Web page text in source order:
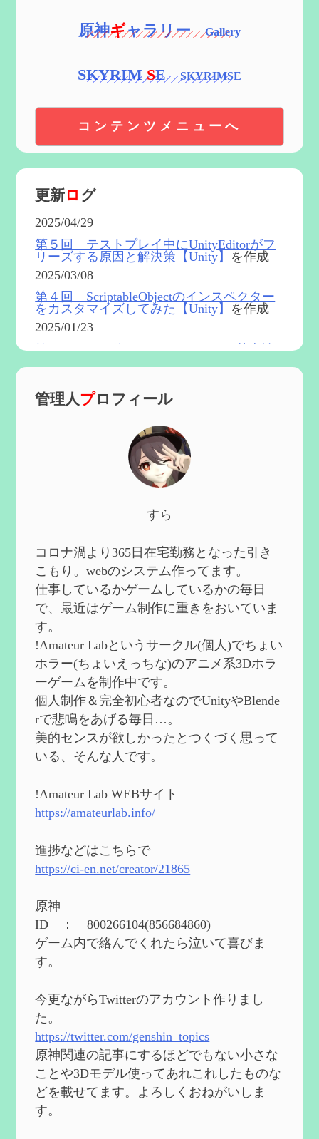
原神ギャラリー
SKYRIMSE
コンテンツメニューへ
更新ロ グ
2025/04/29
第５回 テストプレイ中にUnityEditorがフ
リーズする原因と解決策【Unity】 を作成
2025/03/08
第４回 ScriptableObjectのインスペクター
をカスタマイズしてみた【Unity】 を作成
2025/01/23
第５４回 召使(アルレッキーノ)の基本性
第６０回 炎神マーヴィカの性能、探索に
第５９回 アチーブメント「対決者・２」
を作成
第５８回 集敵以外のすべてを持ってしま
ったサポーターシロネンの解説【2凸ま
2024/09/02
第５７回 アチーブメント「対決者・１」
を手に入れたい
を作成
2024/09/02
第５６回 ムアラニの簡易解説と使用感な
ど【0~1凸】
2024/08/11
第５５回 【無凸無モチ】エミリエを使っ
てみた感想を作成
2024/06/26
第４９回 フリーナの簡易性能紹介とテン
ションについての検証を更新
2024/05/12
能と3凸までを更新
2024/05/11
eを3BBB化してみた
2024/04/26
能と3凸まで
2024/04/03
第４８回 ヌヴィレットの性能と凸比較
更新
2024/2/10
能 それぞれの強みなどを作成
2024/2/04
第５２回 璃月精鋭狩ルート【沈玉の谷
編】を作成
2024/1/25
Ultimate Trainerの使い方【RE2】を作成
2024/1/23
管理人プロフィール
すら
コロナ渦より365日在宅勤務となった引き
こもり。webのシステム作ってます。
仕事しているかゲームしているかの毎日
で、最近はゲーム制作に重きをおいていま
す。
!Amateur Labというサークル(個人)でちょい
ホラー(ちょいえっちな)のアニメ系3Dホラ
ーゲームを制作中です。
個人制作＆完全初心者なのでUnityやBlende
rで悲鳴をあげる毎日…。
美的センスが欲しかったとつくづく思って
いる、そんな人です。
!Amateur Lab WEBサイト
https://amateurlab.info/
進捗などはこちらで
https://ci-en.net/creator/21865
原神
ID ： 800266104(856684860)
ゲーム内で絡んでくれたら泣いて喜びま
す。
今更ながらTwitterのアカウント作りまし
た。
https://twitter.com/genshin_topics
原神関連の記事にするほどでもない小さな
ことや3Dモデル使ってあれこれしたものな
どを載せてます。よろしくおねがいしま
す。